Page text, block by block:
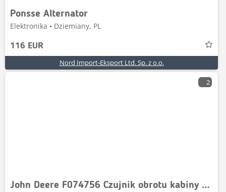
Ponsse Alternator
Elektronika • Dziemiany, PL
116 EUR
Nord Import-Eksport Ltd. Sp. z o.o.
2
John Deere F074756 Czujnik obrotu kabiny model E